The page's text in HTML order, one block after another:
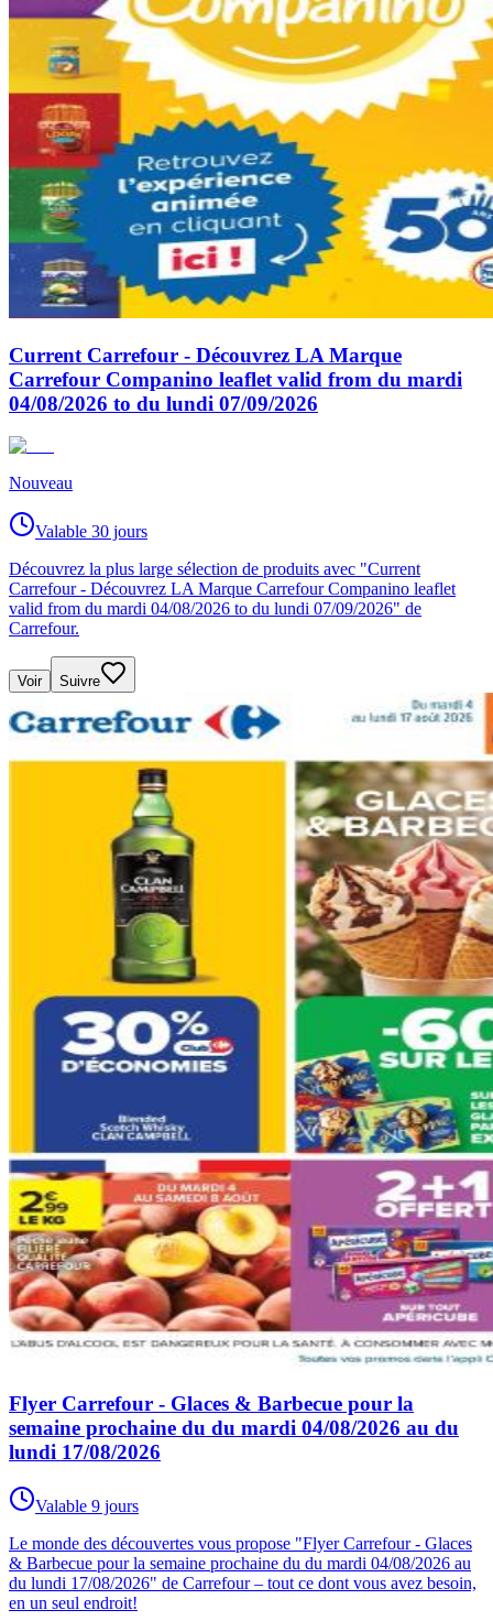
Current Carrefour - Découvrez LA Marque
Carrefour Companino leaflet valid from du mardi
04/08/2026 to du lundi 07/09/2026
Nouveau
Valable 30 jours
Découvrez la plus large sélection de produits avec "Current
Carrefour - Découvrez LA Marque Carrefour Companino leaflet
valid from du mardi 04/08/2026 to du lundi 07/09/2026" de
Carrefour.
Voir Suivre
Flyer Carrefour - Glaces & Barbecue pour la
semaine prochaine du du mardi 04/08/2026 au du
lundi 17/08/2026
Valable 9 jours
Le monde des découvertes vous propose "Flyer Carrefour - Glaces
& Barbecue pour la semaine prochaine du du mardi 04/08/2026 au
du lundi 17/08/2026" de Carrefour – tout ce dont vous avez besoin,
en un seul endroit!